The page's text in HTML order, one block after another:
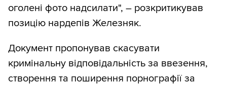
оголені фото надсилати", – розкритикував
позицію нардепів Железняк.
Документ пропонував скасувати
кримінальну відповідальність за ввезення,
створення та поширення порнографії за